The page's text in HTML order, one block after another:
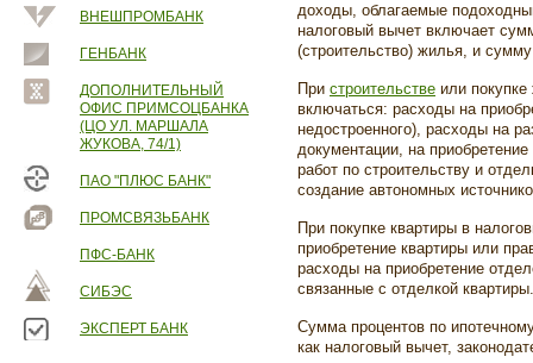
ВНЕШПРОМБАНК
ГЕНБАНК
ДОПОЛНИТЕЛЬНЫЙ
ОФИС ПРИМСОЦБАНКА
(ЦО УЛ. МАРШАЛА
ЖУКОВА, 74/1)
ПАО "ПЛЮС БАНК"
ПРОМСВЯЗЬБАНК
ПФС-БАНК
СИБЭС
ЭКСПЕРТ БАНК
доходы, облагаемые
налоговый вычет включает
(строительство) жилья, и
При строительстве или
включаться: расходы на
недостроенного), расходы на
документации, на
работ по строительству и
создание автономных
При покупке квартиры в
приобретение квартиры или
расходы на приобретение
связанные с отделкой квартиры.
Сумма процентов по
как налоговый вычет,